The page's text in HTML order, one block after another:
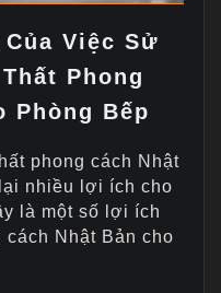
Việc Sử
Phong
Phòng Bếp
phong cách Nhật
nhiều lợi ích cho
là một số lợi ích
Nhật Bản cho